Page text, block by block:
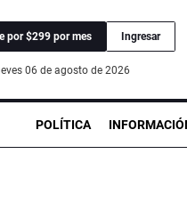
por $299 por mes Ingresar
06 de agosto de 2026
POLÍTICA